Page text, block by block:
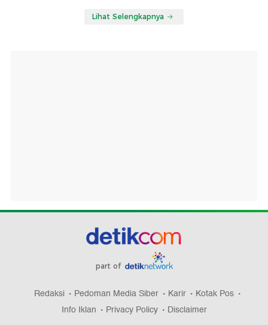
Lihat Selengkapnya
part of
Redaksi Pedoman Media Siber Karir
Kotak Pos
Info Iklan
Privacy Policy Disclaimer